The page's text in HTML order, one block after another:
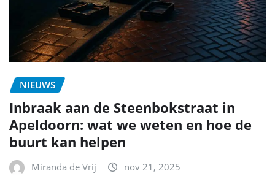
NIEUWS
Inbraak aan de Steenbokstraat in
Apeldoorn: wat we weten en hoe de
buurt kan helpen
Miranda de Vrij nov 21, 2025